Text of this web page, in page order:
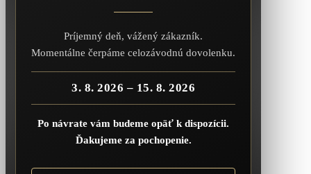
Príjemný deň, vážený zákazník.
Momentálne čerpáme celozávodnú dovolenku.
3. 8. 2026 – 15. 8. 2026
Po návrate vám budeme opäť k dispozícii.
Ďakujeme za pochopenie.